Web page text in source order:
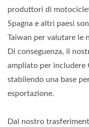
produttori di
Spagna e altri paesi
Taiwan per valutare le
Di conseguenza, il
ampliato per includere
stabilendo una base
esportazione.
Dal nostro